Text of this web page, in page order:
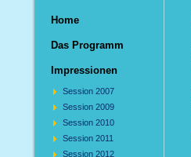
Home
Das Programm
Impressionen
Session 2007
Session 2009
Session 2010
Session 2011
Session 2012